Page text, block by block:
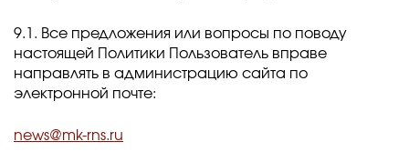
9.1. Все предложения или вопросы по поводу
настоящей Политики Пользователь вправе
направлять в администрацию сайта по
электронной почте:
news@mk-rns.ru